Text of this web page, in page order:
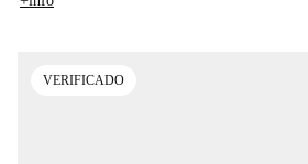
VERIFICADO